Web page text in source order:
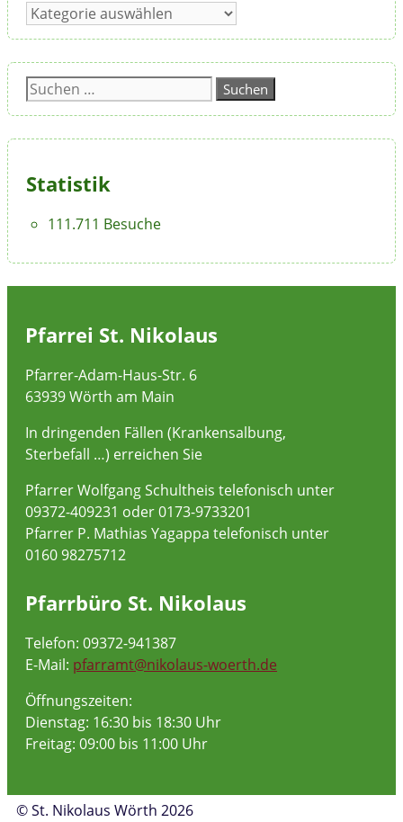
Kategorien
Suchen
nach:
Statistik
111.711 Besuche
Pfarrei St. Nikolaus
Pfarrer-Adam-Haus-Str. 6
63939 Wörth am Main
In dringenden Fällen (Krankensalbung,
Sterbefall …) erreichen Sie
Pfarrer Wolfgang Schultheis telefonisch unter
09372-409231 oder 0173-9733201
Pfarrer P. Mathias Yagappa telefonisch unter
0160 98275712
Pfarrbüro St. Nikolaus
Telefon: 09372-941387
E-Mail: pfarramt@nikolaus-woerth.de
Öffnungszeiten:
Dienstag: 16:30 bis 18:30 Uhr
Freitag: 09:00 bis 11:00 Uhr
© St. Nikolaus Wörth 2026